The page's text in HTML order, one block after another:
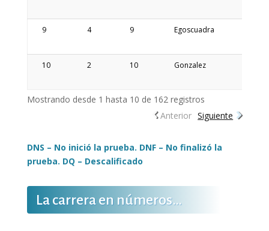
9 4 9 Egoscuadra
10 2 10 Gonzalez
Mostrando desde 1 hasta 10 de 162 registros
Anterior Siguiente
DNS – No inició la prueba. DNF – No finalizó la
prueba. DQ – Descalificado
La carrera en números…